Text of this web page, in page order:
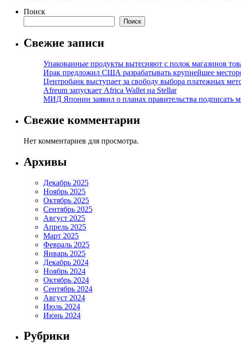
Поиск
Поиск
Свежие записи
Упакованные продукты вытесняют с полок магазинов
Ирак предложил США разрабатывать крупнейшее
Центробанк выступает за свободу выбора платежных
Afreum запускает Africa Wallet на Stellar
МИД Японии заявил о планах правительства подписать
Свежие комментарии
Нет комментариев для просмотра.
Архивы
Декабрь 2025
Ноябрь 2025
Октябрь 2025
Сентябрь 2025
Август 2025
Апрель 2025
Март 2025
Февраль 2025
Январь 2025
Декабрь 2024
Ноябрь 2024
Октябрь 2024
Сентябрь 2024
Август 2024
Июль 2024
Июнь 2024
Рубрики